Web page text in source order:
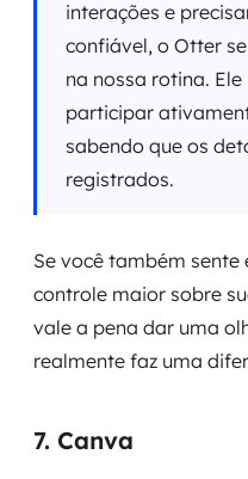
interações e
confiável, o Otter
na nossa rotina.
participar
sabendo que os
registrados.
Se você também sente
controle maior sobre
vale a pena dar uma
realmente faz uma
7. Canva